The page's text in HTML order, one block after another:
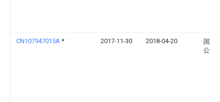
CN107947015A * 2017-11-30 2018-04-20
国家
公司